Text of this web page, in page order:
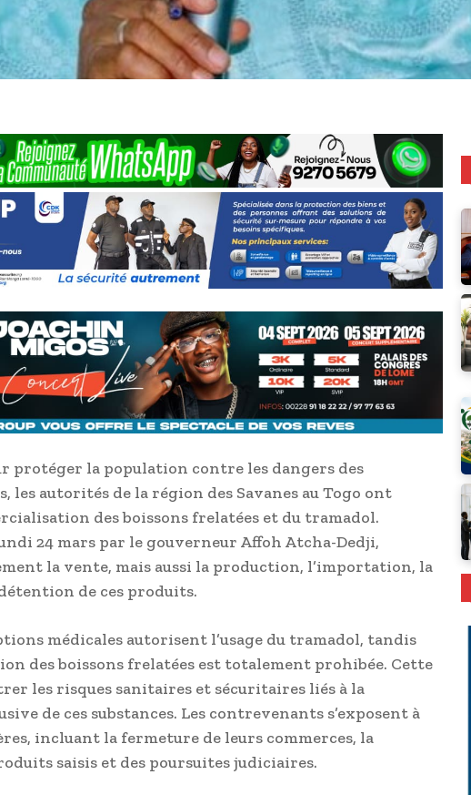
protéger la population contre les dangers des
les autorités de la région des Savanes au Togo ont
des boissons frelatées et du tramadol.
24 mars par le gouverneur Affoh Atcha-Dedji,
la vente, mais aussi la production, l’importation, la
de ces produits.
médicales autorisent l’usage du tramadol, tandis
des boissons frelatées est totalement prohibée. Cette
les risques sanitaires et sécuritaires liés à la
de ces substances. Les contrevenants s’exposent à
incluant la fermeture de leurs commerces, la
saisis et des poursuites judiciaires.